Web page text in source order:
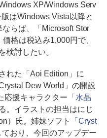
XP/Windows Serv
はWindows Vista以降と
らば、「Microsoft Stor
格は税込み1,000円で、
検討したい。
れた「Aoi Edition」に
Dew World」の開設
応援キャラクター 「水晶
。イラストの担当はにじ
）氏。姉妹ソフト
「Cryst
ており、今回のアップデー